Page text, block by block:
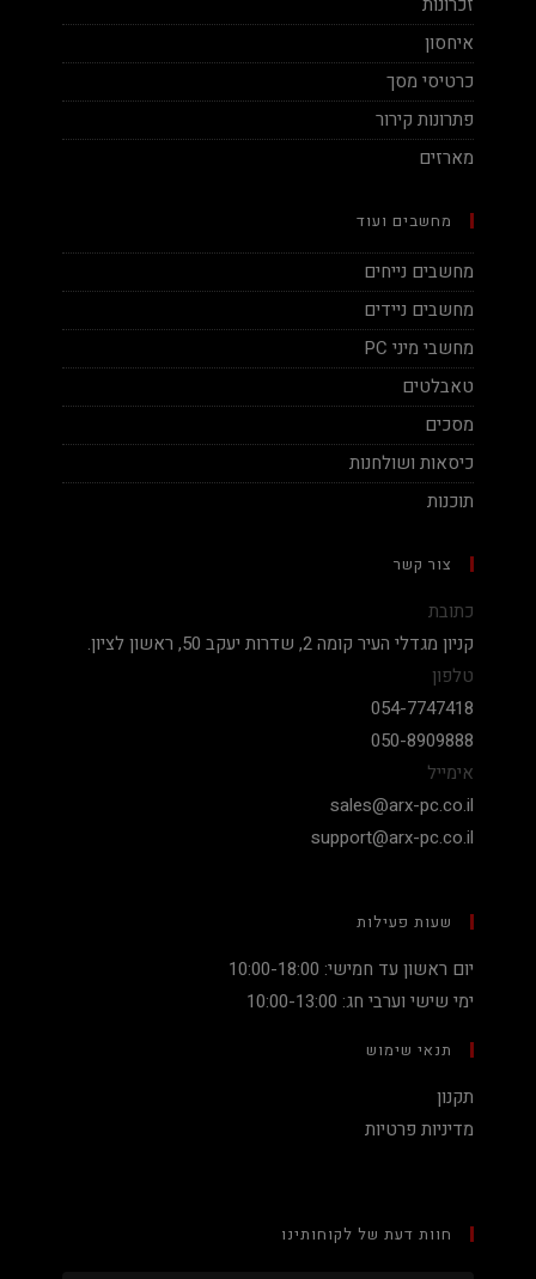
איחסון
כרטיסי מסך
פתרונות קירור
מארזים
מחשבים ועוד
מחשבים נייחים
מחשבים ניידים
מחשבי מיני PC
טאבלטים
מסכים
כיסאות ושולחנות
תוכנות
צור קשר
כתובת
קניון מגדלי העיר קומה 2, שדרות יעקב 50, ראשון לציון.
טלפון
054-7747418
050-8909888
אימייל
sales@arx-pc.co.il
support@arx-pc.co.il
שעות פעילות
יום ראשון עד חמישי: 10:00-18:00
ימי שישי וערבי חג: 10:00-13:00
תנאי שימוש
תקנון
מדיניות פרטיות
חוות דעת של לקוחותינו